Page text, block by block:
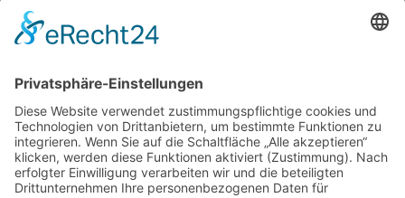
Ausbildung
Fahrzeug
Spenden
Datenschutzerklärung gem. Art. 13 DSGVO
Beitrittserklärung für den Förderverein
Kontakt